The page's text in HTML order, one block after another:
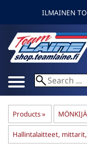
ILMAINEN
Products‪»
Hallintalaitteet,